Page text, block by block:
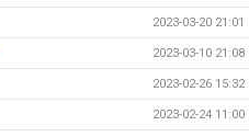
2023-03-20 21:01
2023-03-10 21:08
2023-02-26 15:32
2023-02-24 11:00